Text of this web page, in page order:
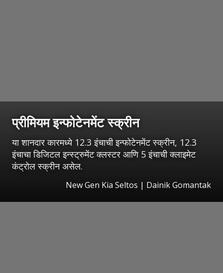
प्रीमियम इन्फोटेनमेंट स्क्रीन
या शानदार कारमध्ये 12.3 इंचाची इन्फोटेनमेंट स्क्रीन, 12.3
इंचाचा डिजिटल इन्स्ट्रुमेंट क्लस्टर आणि 5 इंचाची क्लाइमेट
कंट्रोल स्क्रीन असेल.
New Gen Kia Seltos | Dainik Gomantak